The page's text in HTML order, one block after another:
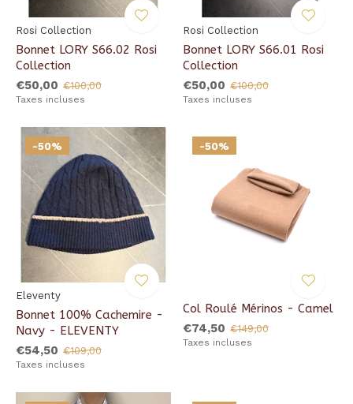
Rosi Collection
Bonnet LORY S66.02 Rosi
Collection
€50,00 €100,00
Taxes incluses
Rosi Collection
Bonnet LORY S66.01 Rosi
Collection
€50,00 €100,00
Taxes incluses
-50%
Eleventy
Bonnet 100% Cachemire -
Navy - ELEVENTY
€54,50 €109,00
Taxes incluses
-50%
Col Roulé Mérinos - Camel
€74,50 €149,00
Taxes incluses